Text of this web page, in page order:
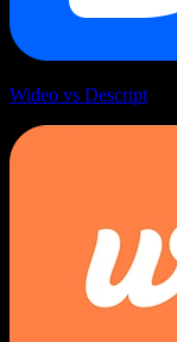
Wideo vs Descript